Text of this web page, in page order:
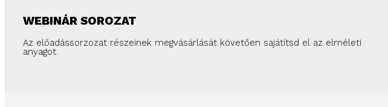
WEBINÁR SOROZAT
Az előadássorzozat részeinek megvásárlását követően sajátítsd el az elméleti
anyagot.